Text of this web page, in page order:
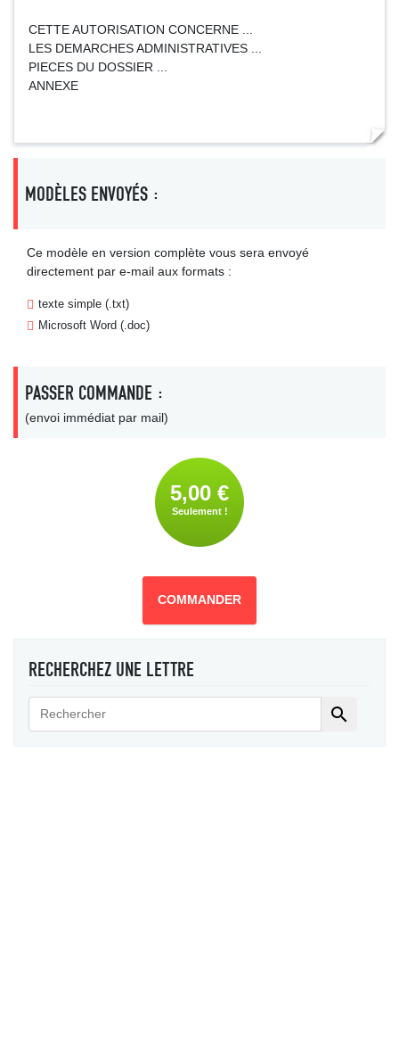
CETTE AUTORISATION CONCERNE ...
LES DEMARCHES ADMINISTRATIVES ...
PIECES DU DOSSIER ...
ANNEXE
MODÈLES ENVOYÉS :
Ce modèle en version complète vous sera envoyé
directement par e-mail aux formats :
texte simple (.txt)
Microsoft Word (.doc)
PASSER COMMANDE :
(envoi immédiat par mail)
5,00 €
Seulement !
COMMANDER
RECHERCHEZ UNE LETTRE
